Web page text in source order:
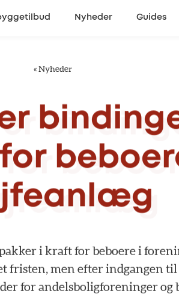
Nyheder Guides
« Nyheder
for
i kraft for beboere i
fristen,men efterindgangen til
forandelsboligforeningerog